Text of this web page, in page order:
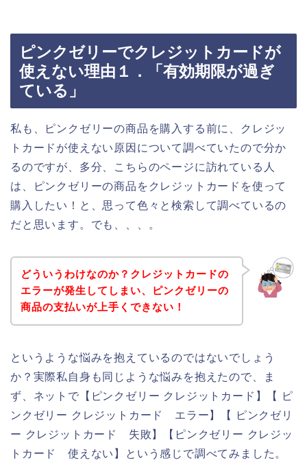
ピンクゼリーでクレジットカードが
使えない理由１．「有効期限が過ぎ
ている」
私も、ピンクゼリーの商品を購入する前に、クレジッ
トカードが使えない原因について調べていたので分か
るのですが、多分、こちらのページに訪れている人
は、ピンクゼリーの商品をクレジットカードを使って
購入したい！と、思って色々と検索して調べているの
だと思います。でも、、、。
どういうわけなのか？クレジットカードの
エラーが発生してしまい、ピンクゼリーの
商品の支払いが上手くできない！
というような悩みを抱えているのではないでしょう
か？実際私自身も同じような悩みを抱えたので、ま
ず、ネットで【ピンクゼリー クレジットカード】【 ピ
ンクゼリー クレジットカード エラー】【 ピンクゼリ
ー クレジットカード 失敗】【ピンクゼリー クレジッ
トカード 使えない】という感じで調べてみました。